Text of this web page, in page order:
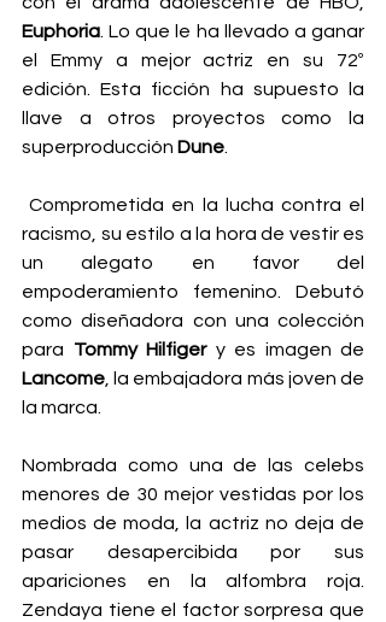
Euphoria . Lo que le ha llevado a ganar
el Emmy a mejor actriz en su 72º
edición. Esta ficción ha supuesto la
llave a otros proyectos como la
superproducción Dune
Comprometida en la lucha contra el
racismo, su estilo a la hora de vestir es
un alegato en favor del
empoderamiento femenino. Debutó
como diseñadora con una colección
para Tommy Hilfiger
Lancome , la embajadora más joven de
la marca.
Nombrada como una de las celebs
menores de 30 mejor vestidas por los
medios de moda, la actriz no deja de
pasar desapercibida por sus
apariciones en la alfombra roja.
Zendaya tiene el factor sorpresa que